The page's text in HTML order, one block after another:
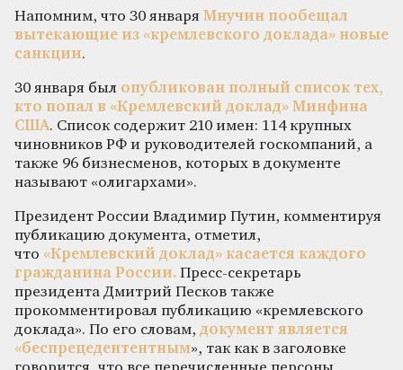
Напомним, что 30 января Мнучин пообещал
вытекающие из «кремлевского доклада» новые
санкции.
30 января был опубликован полный список тех,
кто попал в «Кремлевский доклад» Минфина
США. Список содержит 210 имен: 114 крупных
чиновников РФ и руководителей госкомпаний, а
также 96 бизнесменов, которых в документе
называют «олигархами».
Президент России Владимир Путин, комментируя
публикацию документа, отметил,
что «Кремлевский доклад» касается каждого
гражданина России. Пресс-секретарь
президента Дмитрий Песков также
прокомментировал публикацию «кремлевского
доклада». По его словам, документ является
«беспрецедентентным», так как в заголовке